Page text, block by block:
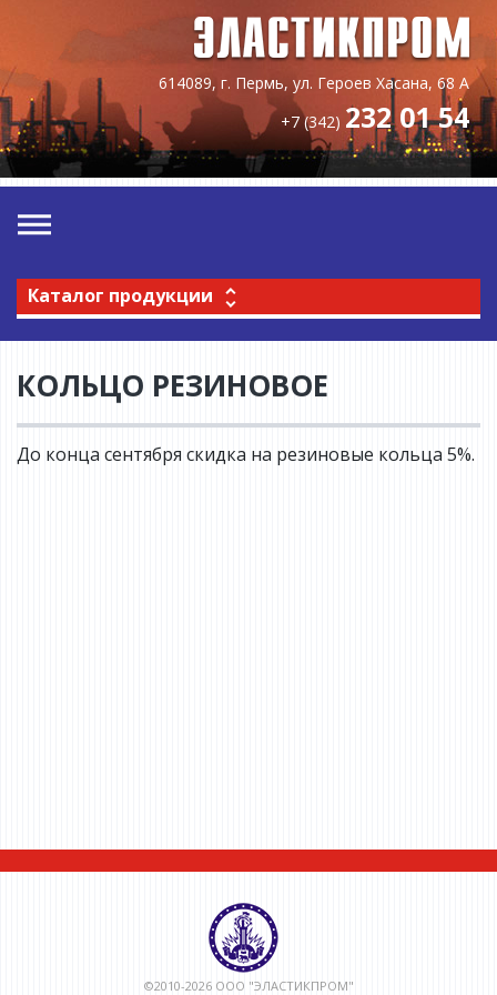
614089, г. Пермь, ул. Героев Хасана, 68 А
+7 (342) 232 01 54
Каталог продукции
КОЛЬЦО РЕЗИНОВОЕ
До конца сентября скидка на резиновые кольца 5%.
©2010-2026 ООО "ЭЛАСТИКПРОМ"